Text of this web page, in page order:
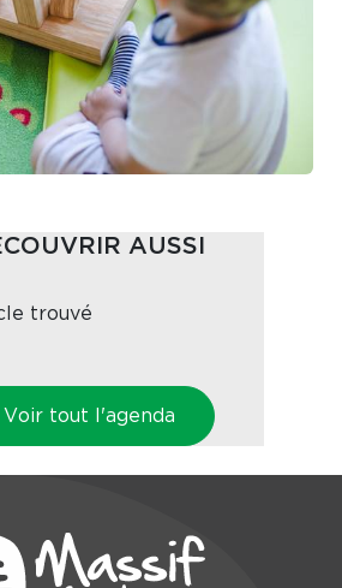
AUSSI
trouvé
Voir tout l'agenda